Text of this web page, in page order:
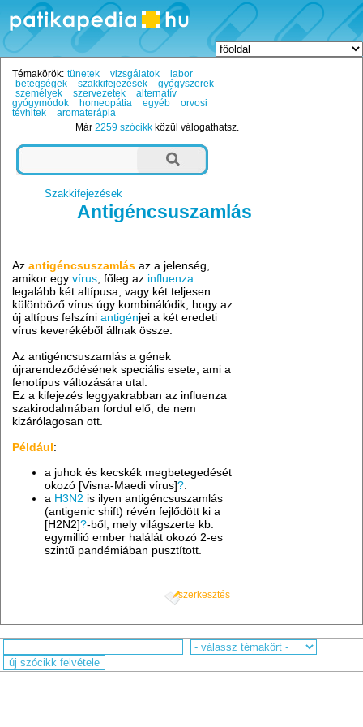
Témakörök: tünetek vizsgálatok
labor
betegségek
szakkifejezések
gyógyszerek
személyek
szervezetek
alternatív
gyógymódok
homeopátia egyéb
orvosi
tévhitek
aromaterápia
Már2259 szócikk közül válogathatsz.
Szakkifejezések
Antigéncsuszamlás
Azantigéncsuszamlásaz a jelenség,
amikor egyvírus , főleg az influenza
legalább két altípusa, vagy két teljesen
különböző vírus úgy kombinálódik, hogy az
új altípus felszíniantigénjei a két eredeti
vírus keverékéből állnak össze.
Az antigéncsuszamlás a gének
újrarendeződésének speciális esete, ami a
fenotípus változására utal.
Ez a kifejezés leggyakrabban az influenza
szakirodalmában fordul elő, de nem
kizárólagosan ott.
Például:
a juhok és kecskék megbetegedését
okozó [Visna-Maedi vírus]?
a H3N2 is ilyen antigéncsuszamlás
(antigenic shift) révén fejlődött ki a
[H2N2]?-ből, mely világszerte kb.
egymillió ember halálát okozó 2-es
szintű pandémiában pusztított.
szerkesztés